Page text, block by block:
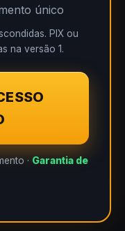
único
PIX ou
na versão 1.
· Garantia de